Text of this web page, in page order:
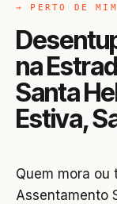
→ PERTO DE MIM
na
Santa
Estiva,
Quem mora ou
Assentamento